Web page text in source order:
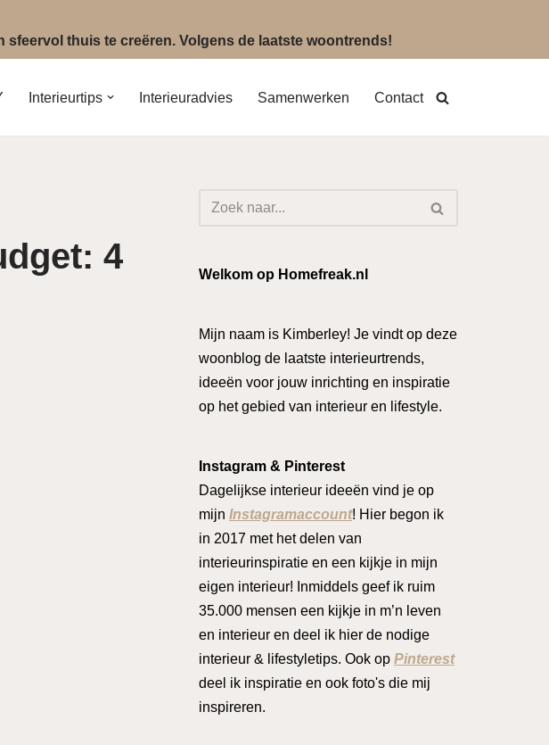
thuis te creëren. Volgens de laatste woontrends!
Interieurtips Interieuradvies Samenwerken Contact
4
Welkom op Homefreak.nl
Mijn naam is Kimberley! Je vindt op deze
woonblog de laatste interieurtrends,
ideeën voor jouw inrichting en inspiratie
op het gebied van interieur en lifestyle.
Instagram & Pinterest
Dagelijkse interieur ideeën vind je op
mijn Instagramaccount! Hier begon ik
in 2017 met het delen van
interieurinspiratie en een kijkje in mijn
eigen interieur! Inmiddels geef ik ruim
35.000 mensen een kijkje in m’n leven
en interieur en deel ik hier de nodige
interieur & lifestyletips. Ook op Pinterest
deel ik inspiratie en ook foto's die mij
inspireren.